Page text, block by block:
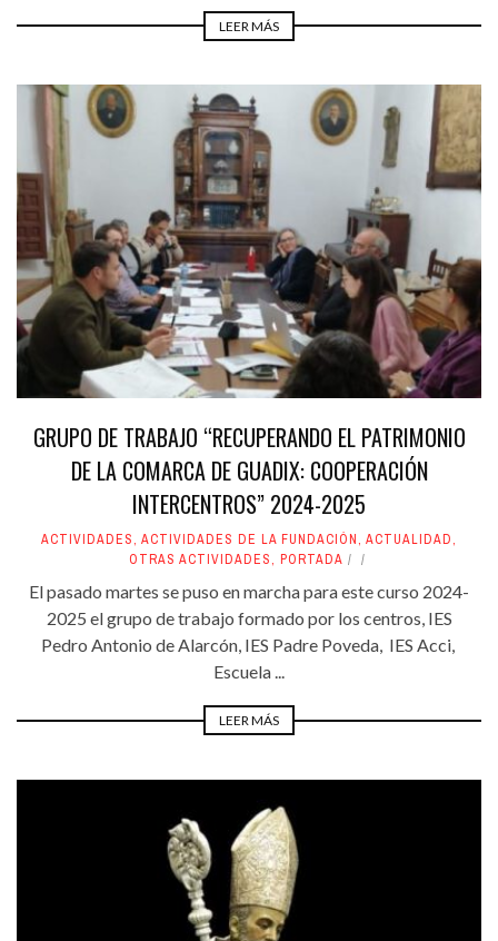
LEER MÁS
GRUPO DE TRABAJO “RECUPERANDO EL PATRIMONIO
DE LA COMARCA DE GUADIX: COOPERACIÓN
INTERCENTROS” 2024-2025
ACTIVIDADES, ACTIVIDADES DE LA FUNDACIÓN, ACTUALIDAD,
OTRAS ACTIVIDADES, PORTADA
El pasado martes se puso en marcha para este curso 2024-
2025 el grupo de trabajo formado por los centros, IES
Pedro Antonio de Alarcón, IES Padre Poveda, IES Acci,
Escuela ...
LEER MÁS